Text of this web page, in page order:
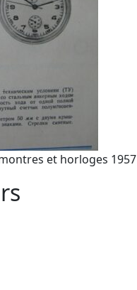
et horloges 1957